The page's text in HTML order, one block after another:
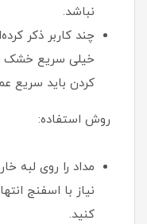
نباشد.
چند کاربر ذکر
خیلی سریع خشک
کردن باید سریع
روش استفاده:
مداد را روی لبه
نیاز با اسفنج
کنید.